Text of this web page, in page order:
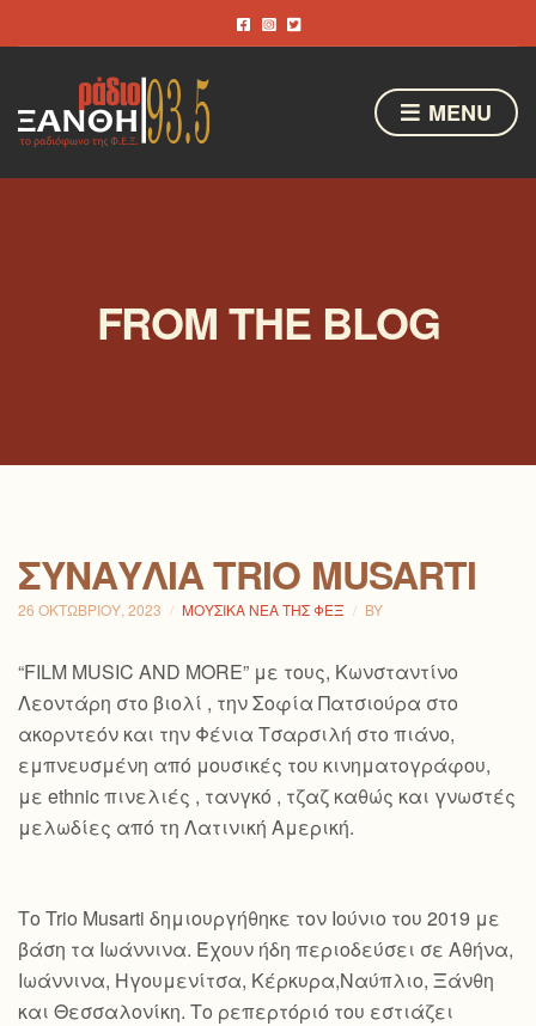
MENU
FROM THE BLOG
ΣΥΝΑΥΛΊΑ TRIO MUSARTI
26 ΟΚΤΩΒΡΊΟΥ, 2023 ΜΟΥΣΙΚΆ ΝΈΑ ΤΗΣ ΦΕΞ BY
“FILM MUSIC AND MORE” με τους, Κωνσταντίνο
Λεοντάρη στο βιολί , την Σοφία Πατσιούρα στο
ακορντεόν και την Φένια Τσαρσιλή στο πιάνο,
εμπνευσμένη από μουσικές του κινηματογράφου,
με ethnic πινελιές , τανγκό , τζαζ καθώς και γνωστές
μελωδίες από τη Λατινική Αμερική.
Το Trio Musarti δημιουργήθηκε τον Ιούνιο του 2019 με
βάση τα Ιωάννινα. Έχουν ήδη περιοδεύσει σε Αθήνα,
Ιωάννινα, Ηγουμενίτσα, Κέρκυρα,Ναύπλιο, Ξάνθη
και Θεσσαλονίκη. Το ρεπερτόριό του εστιάζει